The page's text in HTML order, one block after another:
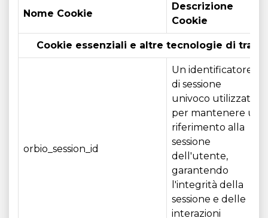
Nome Cookie
Descrizione
Cookie
Cookie essenziali e altre tecnologie di
orbio_session_id
Un identificatore
di sessione
univoco utilizzato
per mantenere un
riferimento alla
sessione
dell'utente,
garantendo
l'integrità della
sessione e delle
interazioni